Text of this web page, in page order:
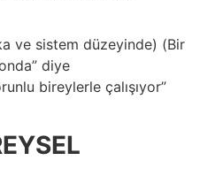
ve sistem düzeyinde) (Bir
diye
bireylerle çalışıyor”